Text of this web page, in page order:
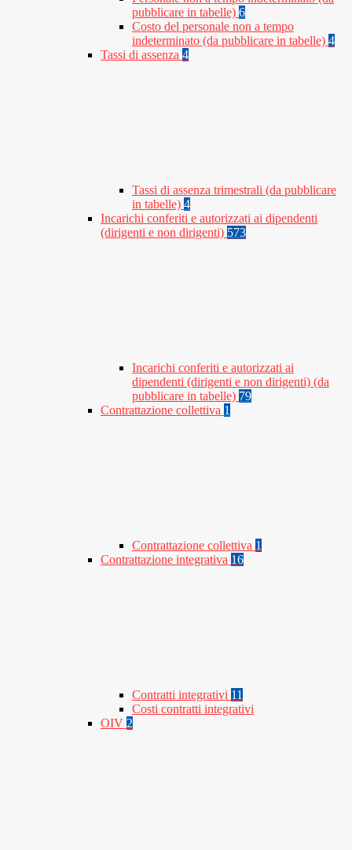
pubblicare in tabelle) 6
Costo del personale non a tempo
indeterminato (da pubblicare in tabelle) 4
Tassi di assenza 4
Tassi di assenza trimestrali (da pubblicare
in tabelle) 4
Incarichi conferiti e autorizzati ai dipendenti
(dirigenti e non dirigenti) 573
Incarichi conferiti e autorizzati ai
dipendenti (dirigenti e non dirigenti) (da
pubblicare in tabelle) 79
Contrattazione collettiva 1
Contrattazione collettiva 1
Contrattazione integrativa 16
Contratti integrativi 11
Costi contratti integrativi
OIV 2